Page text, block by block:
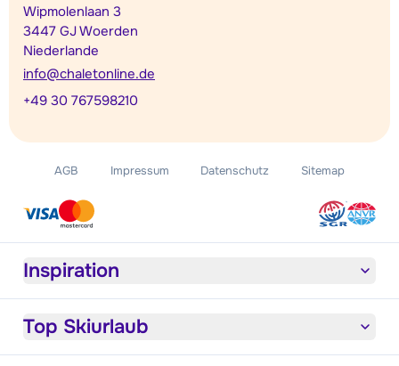
Wipmolenlaan 3
3447 GJ Woerden
Niederlande
info@chaletonline.de
+49 30 767598210
AGB Impressum Datenschutz Sitemap
Inspiration
Top Skiurlaub